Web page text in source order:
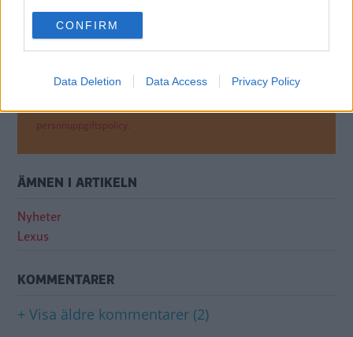
use your data for below specified purposes in below Google
consent section.
CONFIRM
Data Deletion Data Access Privacy Policy
personuppgiftspolicy.
ÄMNEN I ARTIKELN
Nyheter
Lexus
KOMMENTARER
+ Visa äldre kommentarer (2)